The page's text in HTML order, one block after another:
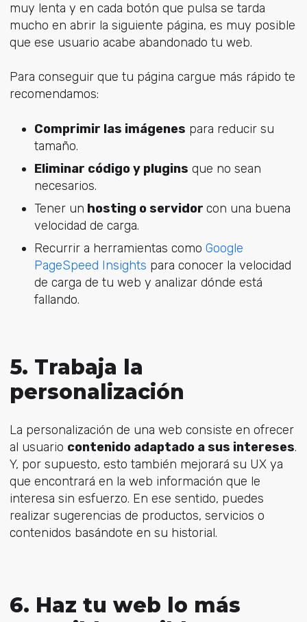
muy lenta y en cada botón que pulsa se tarda
mucho en abrir la siguiente página, es muy posible
que ese usuario acabe abandonado tu web.
Para conseguir que tu página cargue más rápido te
recomendamos:
Comprimir las imágenes para reducir su
tamaño.
Eliminar código y plugins que no sean
necesarios.
Tener un hosting o servidor con una buena
velocidad de carga.
Recurrir a herramientas como Google
PageSpeed Insights para conocer la velocidad
de carga de tu web y analizar dónde está
fallando.
5. Trabaja la
personalización
La personalización de una web consiste en ofrecer
al usuario contenido adaptado a sus intereses.
Y, por supuesto, esto también mejorará su UX ya
que encontrará en la web información que le
interesa sin esfuerzo. En ese sentido, puedes
realizar sugerencias de productos, servicios o
contenidos basándote en su historial.
6. Haz tu web lo más